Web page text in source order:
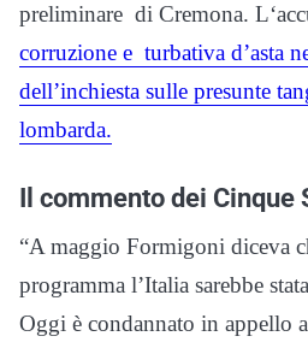
preliminare di Cremona.
corruzione e turbativa d’asta
dell’inchiesta sulle presunte
lombarda.
Il commento dei Cinque
“A maggio Formigoni diceva
programma l’Italia sarebbe
Oggi è condannato in appello